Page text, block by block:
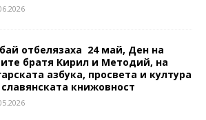
отбелязаха 24 май, Ден на
братя Кирил и Методий, на
азбука, просвета и култура
книжовност